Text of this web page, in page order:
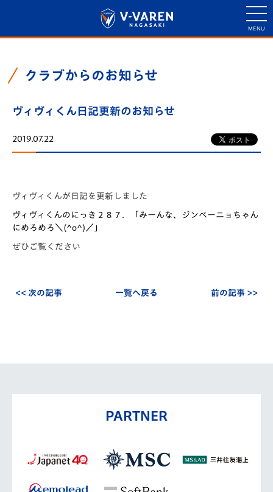
クラブからのお知らせ
ヴィヴィくん日記更新のお知らせ
2019.07.22
ヴィヴィくんが日記を更新しました
ヴィヴィくんのにっき２８７．「みーんな、ジンベーニョちゃん
にめろめろ＼(^o^)／」
ぜひご覧ください
<< 次の記事 一覧へ戻る 前の記事 >>
PARTNER